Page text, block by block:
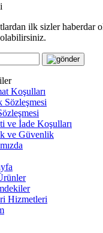
ilk sizler haberdar
Koşulları
Sözleşmesi
ve İade Koşulları
ve Güvenlik
Hizmetleri